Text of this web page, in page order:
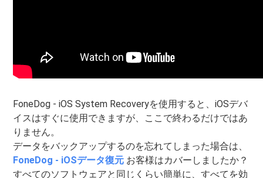
FoneDog - iOS System Recoveryを使用すると、iOSデバ
イスはすぐに使用できますが、ここで終わるだけではあ
りません。
データをバックアップするのを忘れてしまった場合は、
FoneDog - iOSデータ復元 お客様はカバーしましたか？
すべてのソフトウェアと同じくらい簡単に、すべてを効